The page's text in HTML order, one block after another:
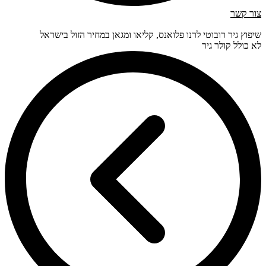
צור קשר
שיפוץ גיר רובוטי לרנו פלואנס, קליאו ומגאן במחיר הזול בישראל
לא כולל קולר גיר